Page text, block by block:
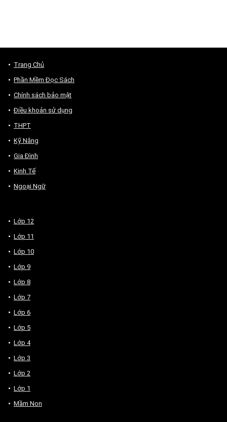
Trang Chủ
Phần Mềm Đọc Sách
Chính sách bảo mật
Điều khoản sử dụng
THPT
Kỹ Năng
Gia Đình
Kinh Tế
Ngoại Ngữ
Lớp 12
Lớp 11
Lớp 10
Lớp 9
Lớp 8
Lớp 7
Lớp 6
Lớp 5
Lớp 4
Lớp 3
Lớp 2
Lớp 1
Mầm Non